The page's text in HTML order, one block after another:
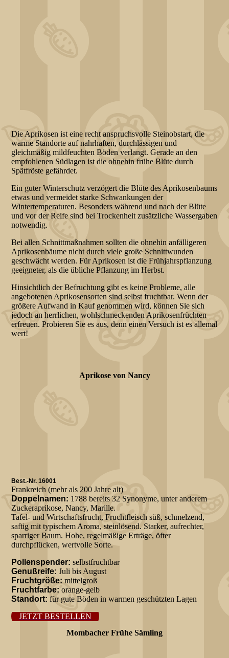
Die Aprikosen ist eine recht anspruchsvolle Steinobstart, die
warme Standorte auf nahrhaften, durchlässigen und
gleichmäßig mildfeuchten Böden verlangt. Gerade an den
empfohlenen Südlagen ist die ohnehin frühe Blüte durch
Spätfröste gefährdet.
Ein guter Winterschutz verzögert die Blüte des Aprikosenbaums
etwas und vermeidet starke Schwankungen der
Wintertemperaturen. Besonders während und nach der Blüte
und vor der Reife sind bei Trockenheit zusätzliche Wassergaben
notwendig.
Bei allen Schnittmaßnahmen sollten die ohnehin anfälligeren
Aprikosenbäume nicht durch viele große Schnittwunden
geschwächt werden. Für Aprikosen ist die Frühjahrspflanzung
geeigneter, als die übliche Pflanzung im Herbst.
Hinsichtlich der Befruchtung gibt es keine Probleme, alle
angebotenen Aprikosensorten sind selbst fruchtbar. Wenn der
größere Aufwand in Kauf genommen wird, können Sie sich
jedoch an herrlichen, wohlschmeckenden Aprikosenfrüchten
erfreuen. Probieren Sie es aus, denn einen Versuch ist es allemal
wert!
Aprikose von Nancy
Best.-Nr. 16001
Frankreich (mehr als 200 Jahre alt)
Doppelnamen: 1788 bereits 32 Synonyme, unter anderem
Zuckeraprikose, Nancy, Marille.
Tafel- und Wirtschaftsfrucht, Fruchtfleisch süß, schmelzend,
saftig mit typischem Aroma, steinlösend. Starker, aufrechter,
sparriger Baum. Hohe, regelmäßige Erträge, öfter
durchpflücken, wertvolle Sorte.
Pollenspender:selbstfruchtbar
Genußreife: Juli bis August
Fruchtgröße: mittelgroß
Fruchtfarbe:orange-gelb
Standort: für gute Böden in warmen geschützten Lagen
JETZT BESTELLEN
Mombacher Frühe Sämling